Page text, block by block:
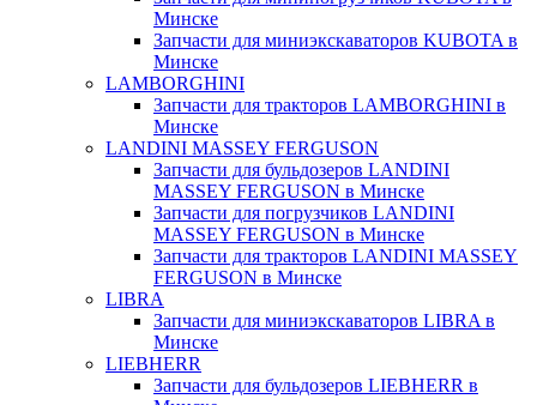
Минске
Запчасти для миниэкскаваторов KUBOTA в
Минске
LAMBORGHINI
Запчасти для тракторов LAMBORGHINI в
Минске
LANDINI MASSEY FERGUSON
Запчасти для бульдозеров LANDINI
MASSEY FERGUSON в Минске
Запчасти для погрузчиков LANDINI
MASSEY FERGUSON в Минске
Запчасти для тракторов LANDINI MASSEY
FERGUSON в Минске
LIBRA
Запчасти для миниэкскаваторов LIBRA в
Минске
LIEBHERR
Запчасти для бульдозеров LIEBHERR в